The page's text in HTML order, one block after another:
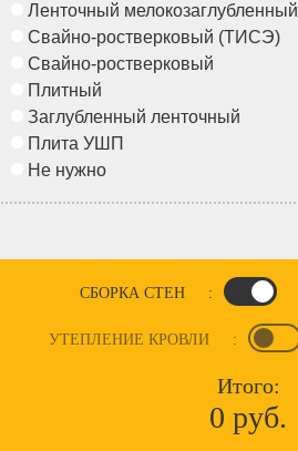
Ленточный мелокозаглубленный
Свайно-ростверковый (ТИСЭ)
Свайно-ростверковый
Плитный
Заглубленный ленточный
Плита УШП
Не нужно
СБОРКА СТЕН :
УТЕПЛЕНИЕ КРОВЛИ :
Итого:
0 руб.